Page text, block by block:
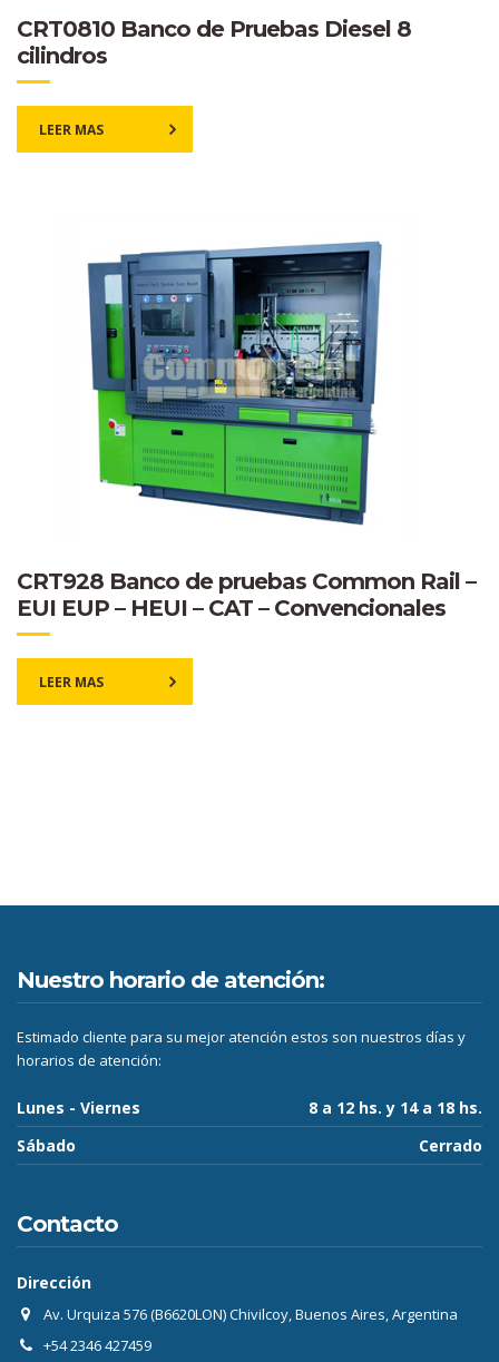
CRT0810 Banco de Pruebas Diesel 8
cilindros
LEER MAS
CRT928 Banco de pruebas Common Rail –
EUI EUP – HEUI – CAT – Convencionales
LEER MAS
Nuestro horario de atención:
Estimado cliente para su mejor atención estos son nuestros días y
horarios de atención:
Lunes - Viernes
8 a 12 hs. y 14 a 18 hs.
Sábado
Cerrado
Contacto
Dirección
Av. Urquiza 576 (B6620LON) Chivilcoy, Buenos Aires, Argentina
+54 2346 427459